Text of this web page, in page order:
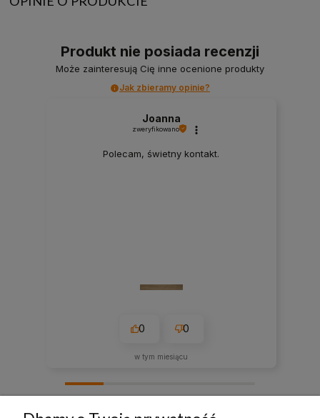
Produkt nie posiada recenzji
Może zainteresują Cię inne ocenione produkty
Jak zbieramy opinie?
Joanna
zweryfikowano
Polecam, świetny kontakt.
0 0
w tym miesiącu